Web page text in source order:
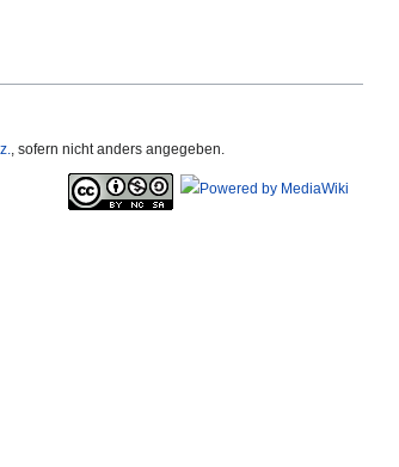
, sofern nicht anders angegeben.